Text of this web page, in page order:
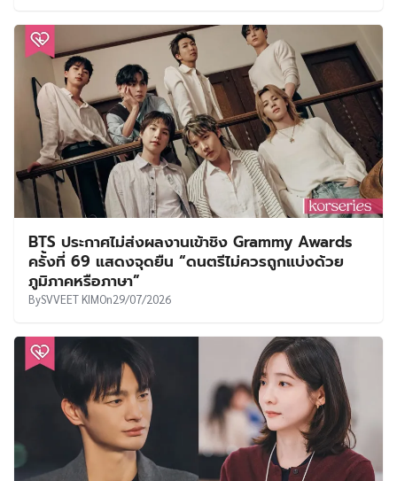
BTS ประกาศไม่ส่งผลงานเข้าชิง Grammy Awards
ครั้งที่ 69 แสดงจุดยืน “ดนตรีไม่ควรถูกแบ่งด้วย
ภูมิภาคหรือภาษา”
BySVVEET KIMOn29/07/2026